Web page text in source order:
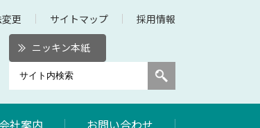
更 サイトマップ 採用情報
ニッキン本紙
会社案内 お問い合わせ